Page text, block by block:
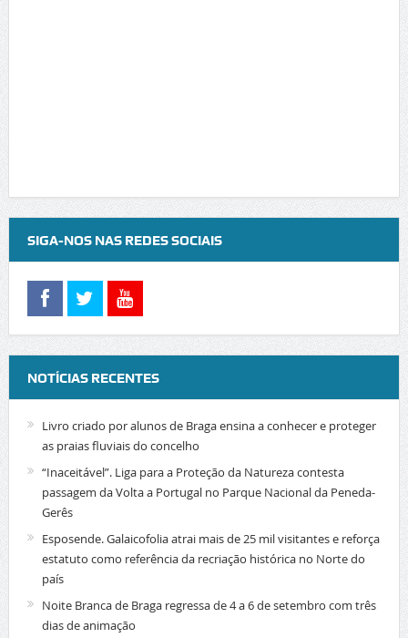
SIGA-NOS NAS REDES SOCIAIS
NOTÍCIAS RECENTES
Livro criado por alunos de Braga ensina a conhecer e proteger
as praias fluviais do concelho
“Inaceitável”. Liga para a Proteção da Natureza contesta
passagem da Volta a Portugal no Parque Nacional da Peneda-
Gerês
Esposende. Galaicofolia atrai mais de 25 mil visitantes e reforça
estatuto como referência da recriação histórica no Norte do
país
Noite Branca de Braga regressa de 4 a 6 de setembro com três
dias de animação